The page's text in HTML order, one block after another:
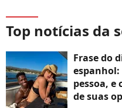
Top notícias da
Frase do
espanhol:
pessoa,
de suas